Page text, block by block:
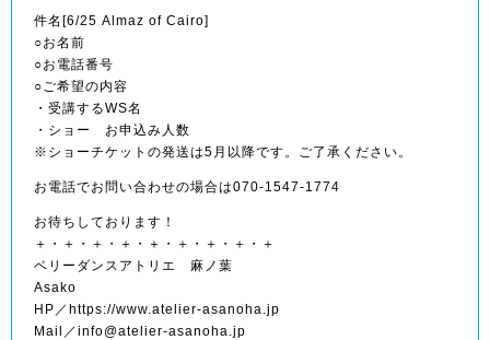
件名[6/25 Almaz of Cairo]
○お名前
○お電話番号
○ご希望の内容
・受講するWS名
・ショー お申込み人数
※ショーチケットの発送は5月以降です。ご了承ください。
お電話でお問い合わせの場合は070-1547-1774
お待ちしております！
＋・＋・＋・＋・＋・＋・＋・＋・＋
ベリーダンスアトリエ 麻ノ葉
Asako
HP／https://www.atelier-asanoha.jp
Mail／info@atelier-asanoha.jp